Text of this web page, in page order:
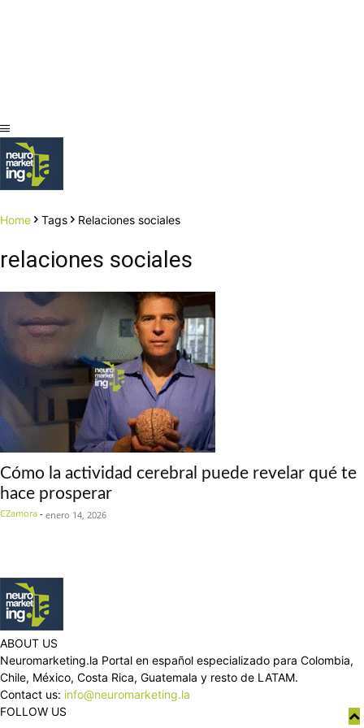
Home Tags Relaciones sociales
relaciones sociales
Cómo la actividad cerebral puede revelar qué te
hace prosperar
CZamora - enero 14, 2026
ABOUT US
Neuromarketing.la Portal en español especializado para Colombia,
Chile, México, Costa Rica, Guatemala y resto de LATAM.
Contact us: info@neuromarketing.la
FOLLOW US